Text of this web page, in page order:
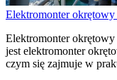
Elektromonter
Elektromonter
jest elektromonter
czym się zajmuje w